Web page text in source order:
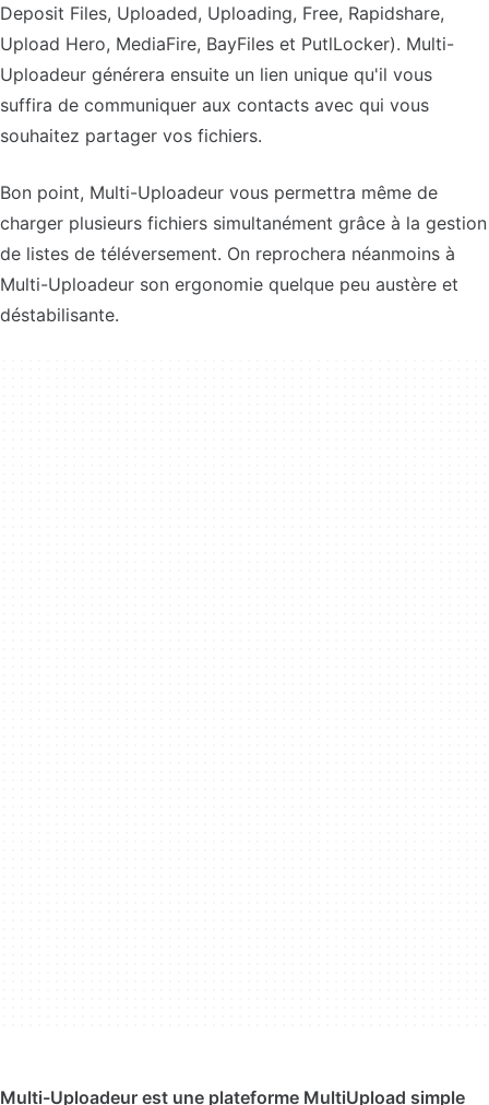
Deposit Files, Uploaded, Uploading, Free, Rapidshare,
Upload Hero, MediaFire, BayFiles et PutlLocker). Multi-
Uploadeur générera ensuite un lien unique qu'il vous
suffira de communiquer aux contacts avec qui vous
souhaitez partager vos fichiers.
Bon point, Multi-Uploadeur vous permettra même de
charger plusieurs fichiers simultanément grâce à la gestion
de listes de téléversement. On reprochera néanmoins à
Multi-Uploadeur son ergonomie quelque peu austère et
déstabilisante.
Multi-Uploadeur est une plateforme MultiUpload simple